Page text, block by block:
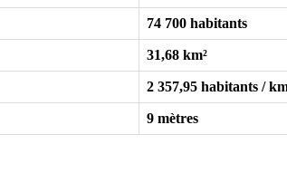
74 700 habitants
31,68 km²
2 357,95 habitants /
9 mètres